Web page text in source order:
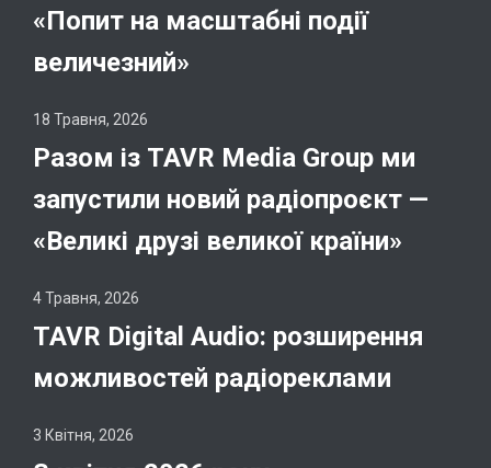
«Попит на масштабні події
величезний»
18 Травня, 2026
Разом із TAVR Media Group ми
запустили новий радіопроєкт —
«Великі друзі великої країни»
4 Травня, 2026
TAVR Digital Audio: розширення
можливостей радіореклами
3 Квітня, 2026